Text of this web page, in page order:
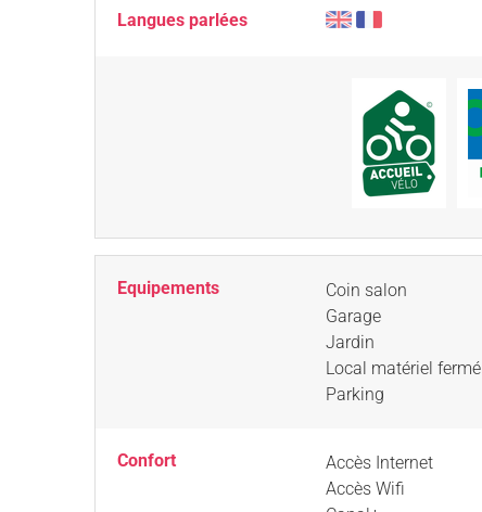
Langues parlées
Equipements
Coin salon
Garage
Jardin
Local matériel fermé
Parking
Confort
Accès Internet
Accès Wifi